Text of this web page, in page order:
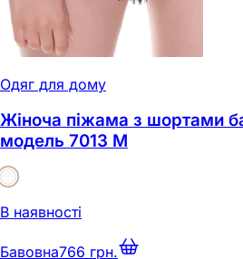
Одяг для дому
Жіноча піжама з шортами
модель 7013 M
В наявності
Бавовна766 грн.